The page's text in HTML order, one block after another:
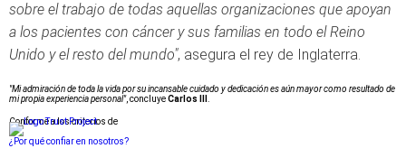
sobre el trabajo de todas aquellas organizaciones que apoyan
a los pacientes con cáncer y sus familias en todo el Reino
Unido y el resto del mundo", asegura el rey de Inglaterra.
"Mi admiración de toda la vida por su incansable cuidado y dedicación es aún mayor como resultado de
mi propia experiencia personal", concluyeCarlos III
Conforme a los criterios de
¿Por qué confiar en nosotros?